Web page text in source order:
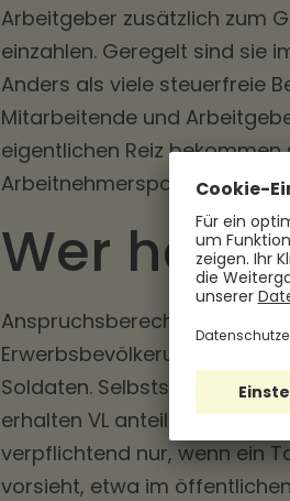
Arbeitgeber zusätzlich zum
einzahlen. Geregelt sind sie
Anders als viele steuerfreie
Mitarbeitende und
eigentlichen Reiz
Arbeitnehmersparzulage.
Wer hat
Anspruchsberechtigt ist
Erwerbsbevölkerung:
Soldaten. Selbstständige
erhalten VL anteilig. Für Sie
verpflichtend nur, wenn ein
vorsieht, etwa im